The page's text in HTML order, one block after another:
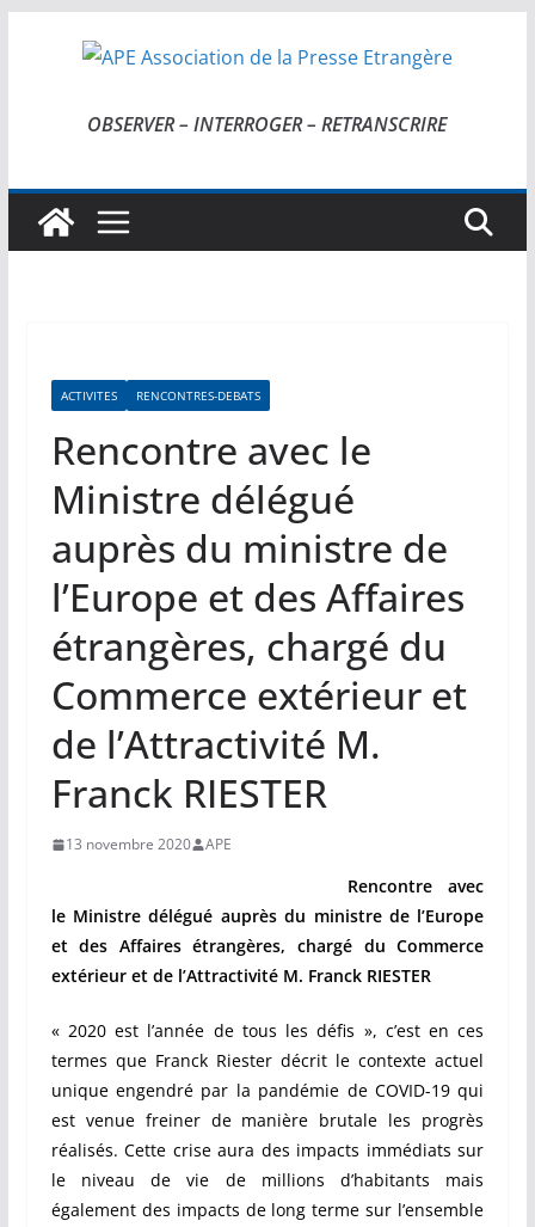
OBSERVER – INTERROGER – RETRANSCRIRE
ACTIVITES RENCONTRES-DEBATS
Rencontre avec le
Ministre délégué
auprès du ministre de
l’Europe et des Affaires
étrangères, chargé du
Commerce extérieur et
de l’Attractivité M.
Franck RIESTER
13 novembre 2020 APE
Rencontre avec
le Ministre délégué auprès du ministre de l’Europe
et des Affaires étrangères, chargé du Commerce
extérieur et de l’Attractivité M. Franck RIESTER
« 2020 est l’année de tous les défis », c’est en ces
termes que Franck Riester décrit le contexte actuel
unique engendré par la pandémie de COVID-19 qui
est venue freiner de manière brutale les progrès
réalisés. Cette crise aura des impacts immédiats sur
le niveau de vie de millions d’habitants mais
également des impacts de long terme sur l’ensemble